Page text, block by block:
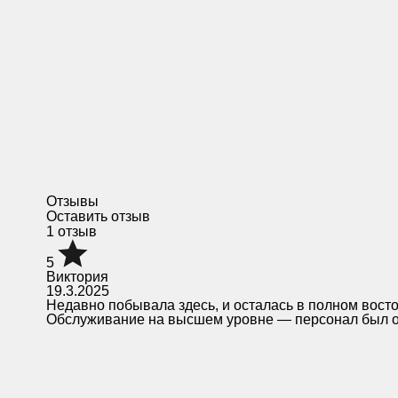
Отзывы
Оставить отзыв
1 отзыв
5
Виктория
19.3.2025
Недавно побывала здесь, и осталась в полном
Обслуживание на высшем уровне — персонал был